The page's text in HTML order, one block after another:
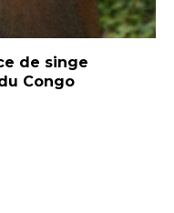
de singe
Congo